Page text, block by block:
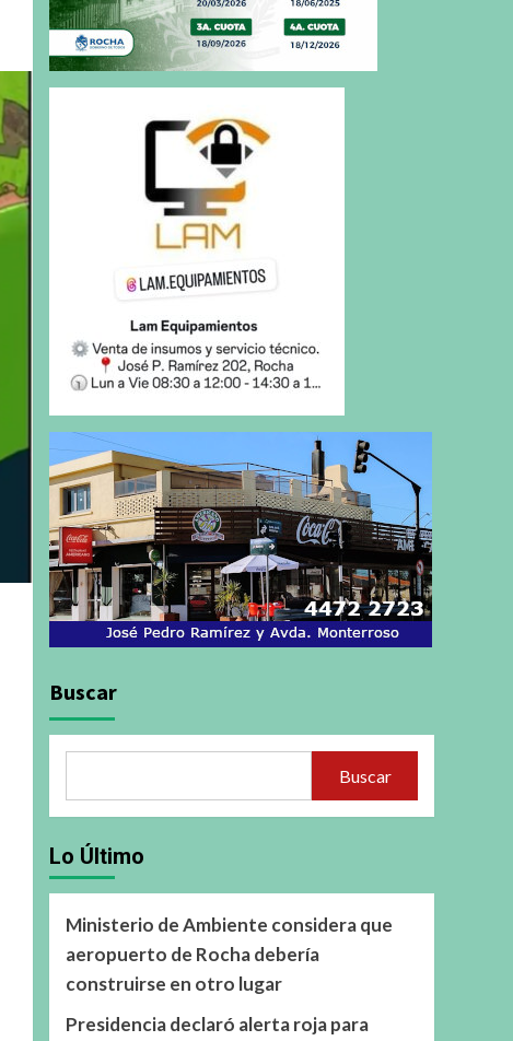
Buscar
Buscar
Lo Último
Ministerio de Ambiente considera que
aeropuerto de Rocha debería
construirse en otro lugar
Presidencia declaró alerta roja para